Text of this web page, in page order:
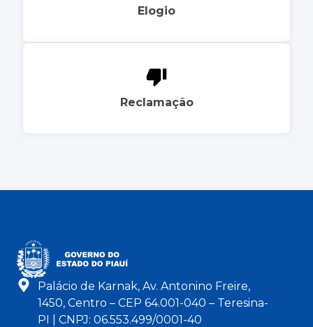
Elogio
Reclamação
Palácio de Karnak, Av. Antonino Freire,
1450, Centro – CEP 64.001-040 – Teresina-
PI | CNPJ: 06.553.499/0001-40